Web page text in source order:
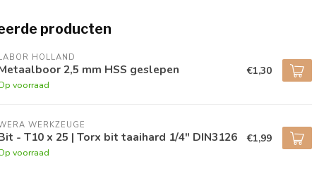
producten
HOLLAND
2,5 mm HSS geslepen
voorraad
€1,30
WERKZEUGE
- T10 x 25 | Torx bit taaihard 1/4" DIN3126
voorraad
€1,99